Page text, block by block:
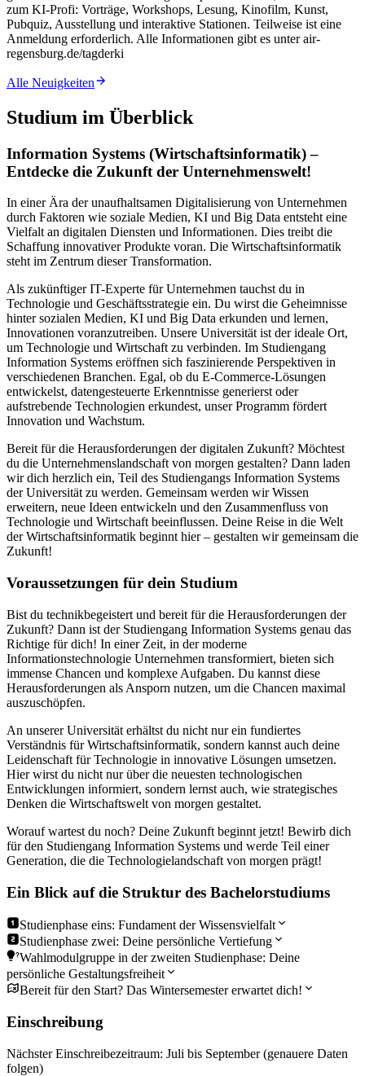
zum KI-Profi: Vorträge, Workshops, Lesung, Kinofilm, Kunst,
Pubquiz, Ausstellung und interaktive Stationen. Teilweise ist eine
Anmeldung erforderlich. Alle Informationen gibt es unterair-
regensburg.de/tagderki
Alle Neuigkeiten
Studium im Überblick
Information Systems (Wirtschaftsinformatik) –
Entdecke die Zukunft der Unternehmenswelt!
In einer Ära der unaufhaltsamen Digitalisierung von Unternehmen
durch Faktoren wie soziale Medien, KI und Big Data entsteht eine
Vielfalt an digitalen Diensten und Informationen. Dies treibt die
Schaffung innovativer Produkte voran. Die Wirtschaftsinformatik
steht im Zentrum dieser Transformation.
Als zukünftiger IT-Experte für Unternehmen tauchst du in
Technologie und Geschäftsstrategie ein. Du wirst die Geheimnisse
hinter sozialen Medien, KI und Big Data erkunden und lernen,
Innovationen voranzutreiben. Unsere Universität ist der ideale Ort,
um Technologie und Wirtschaft zu verbinden. Im Studiengang
Information Systems eröffnen sich faszinierende Perspektiven in
verschiedenen Branchen. Egal, ob du E-Commerce-Lösungen
entwickelst, datengesteuerte Erkenntnisse generierst oder
aufstrebende Technologien erkundest, unser Programm fördert
Innovation und Wachstum.
Bereit für die Herausforderungen der digitalen Zukunft? Möchtest
du die Unternehmenslandschaft von morgen gestalten? Dann laden
wir dich herzlich ein, Teil des Studiengangs Information Systems
der Universität zu werden. Gemeinsam werden wir Wissen
erweitern, neue Ideen entwickeln und den Zusammenfluss von
Technologie und Wirtschaft beeinflussen. Deine Reise in die Welt
der Wirtschaftsinformatik beginnt hier – gestalten wir gemeinsam die
Zukunft!
Voraussetzungen für dein Studium
Bist du technikbegeistert und bereit für die Herausforderungen der
Zukunft? Dann ist der Studiengang Information Systems genau das
Richtige für dich! In einer Zeit, in der moderne
Informationstechnologie Unternehmen transformiert, bieten sich
immense Chancen und komplexe Aufgaben. Du kannst diese
Herausforderungen als Ansporn nutzen, um die Chancen maximal
auszuschöpfen.
An unserer Universität erhältst du nicht nur ein fundiertes
Verständnis für Wirtschaftsinformatik, sondern kannst auch deine
Leidenschaft für Technologie in innovative Lösungen umsetzen.
Hier wirst du nicht nur über die neuesten technologischen
Entwicklungen informiert, sondern lernst auch, wie strategisches
Denken die Wirtschaftswelt von morgen gestaltet.
Worauf wartest du noch? Deine Zukunft beginnt jetzt! Bewirb dich
für den Studiengang Information Systems und werde Teil einer
Generation, die die Technologielandschaft von morgen prägt!
Ein Blick auf die Struktur des Bachelorstudiums
Studienphase eins: Fundament der Wissensvielfalt
Studienphase zwei: Deine persönliche Vertiefung
Wahlmodulgruppe in der zweiten Studienphase: Deine
persönliche Gestaltungsfreiheit
Bereit für den Start? Das Wintersemester erwartet dich!
Einschreibung
Nächster Einschreibezeitraum: Juli bis September (genauere Daten
folgen)